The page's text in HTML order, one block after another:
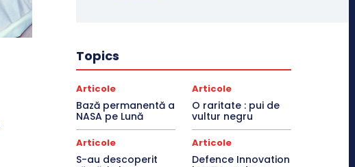
Topics
Articole
Bază permanentă a
NASA pe Lună
Articole
O raritate : pui de
vultur negru
Articole
S-au descoperit
Articole
Defence Innovation